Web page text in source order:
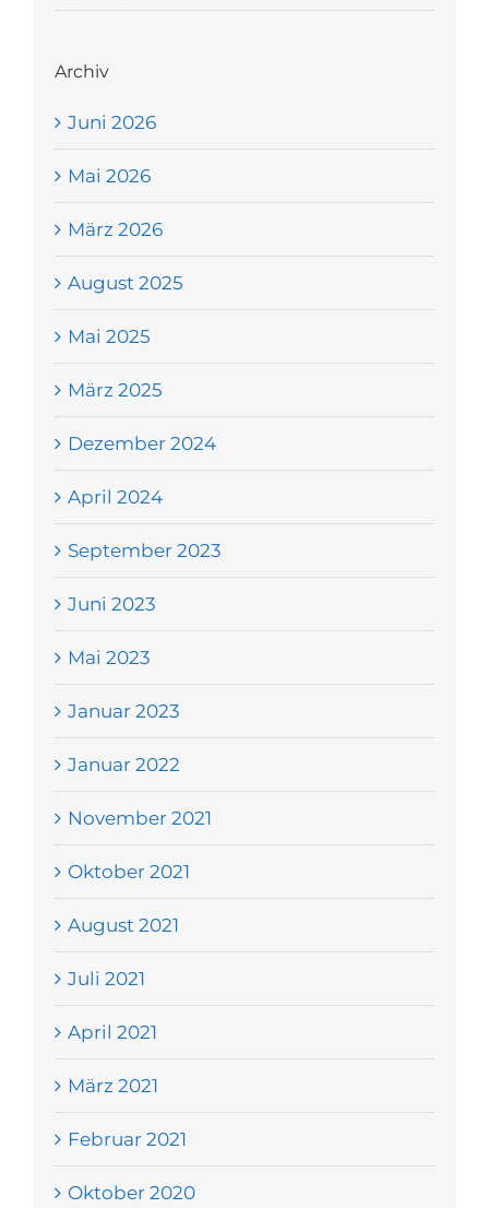
Archiv
Juni 2026
Mai 2026
März 2026
August 2025
Mai 2025
März 2025
Dezember 2024
April 2024
September 2023
Juni 2023
Mai 2023
Januar 2023
Januar 2022
November 2021
Oktober 2021
August 2021
Juli 2021
April 2021
März 2021
Februar 2021
Oktober 2020